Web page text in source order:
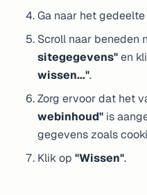
Ga naar het
Scroll naar beneden
sitegegevens"en
wissen...".
Zorg ervoor dat het
webinhoud" is
gegevens zoals
Klik op"Wissen".